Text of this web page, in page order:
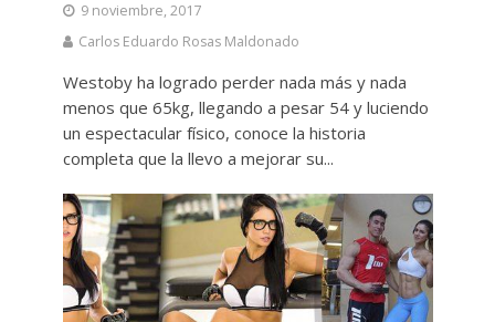
9 noviembre, 2017
Carlos Eduardo Rosas Maldonado
Westoby ha logrado perder nada más y nada
menos que 65kg, llegando a pesar 54 y luciendo
un espectacular físico, conoce la historia
completa que la llevo a mejorar su...